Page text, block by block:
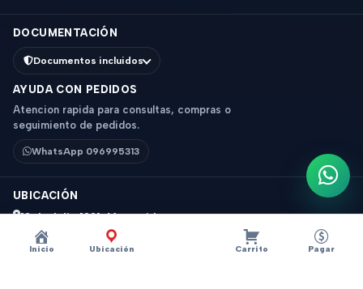
Inicio Ubicación Carrito Pagar
DOCUMENTACIÓN
Documentos incluidos
AYUDA CON PEDIDOS
Atencion rapida para consultas, compras o
seguimiento de pedidos.
WhatsApp 096995313
UBICACIÓN
18 de Julio 1831, Montevideo
Horario: 9 a 18 hs